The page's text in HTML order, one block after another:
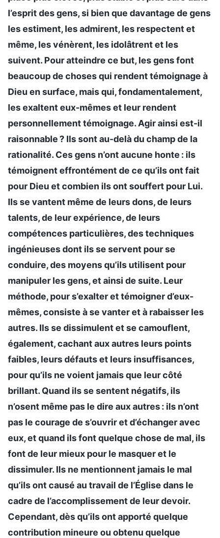
l’esprit des gens, si bien que davantage de gens
les estiment, les admirent, les respectent et
même, les vénèrent, les idolâtrent et les
suivent. Pour atteindre ce but, les gens font
beaucoup de choses qui rendent témoignage à
Dieu en surface, mais qui, fondamentalement,
les exaltent eux-mêmes et leur rendent
personnellement témoignage. Agir ainsi est-il
raisonnable ? Ils sont au-delà du champ de la
rationalité. Ces gens n’ont aucune honte : ils
témoignent effrontément de ce qu’ils ont fait
pour Dieu et combien ils ont souffert pour Lui.
Ils se vantent même de leurs dons, de leurs
talents, de leur expérience, de leurs
compétences particulières, des techniques
ingénieuses dont ils se servent pour se
conduire, des moyens qu’ils utilisent pour
manipuler les gens, et ainsi de suite. Leur
méthode, pour s’exalter et témoigner d’eux-
mêmes, consiste à se vanter et à rabaisser les
autres. Ils se dissimulent et se camouflent,
également, cachant aux autres leurs points
faibles, leurs défauts et leurs insuffisances,
pour qu’ils ne voient jamais que leur côté
brillant. Quand ils se sentent négatifs, ils
n’osent même pas le dire aux autres : ils n’ont
pas le courage de s’ouvrir et d’échanger avec
eux, et quand ils font quelque chose de mal, ils
font de leur mieux pour le masquer et le
dissimuler. Ils ne mentionnent jamais le mal
qu’ils ont causé au travail de l’Église dans le
cadre de l’accomplissement de leur devoir.
Cependant, dès qu’ils ont apporté quelque
contribution mineure ou obtenu quelque